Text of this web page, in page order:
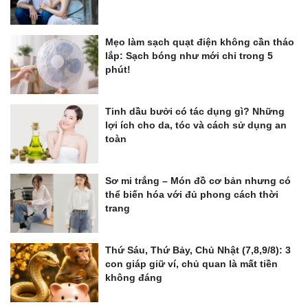
Mẹo làm sạch quạt điện không cần tháo
lắp: Sạch bóng như mới chỉ trong 5
phút!
Tinh dầu bưởi có tác dụng gì? Những
lợi ích cho da, tóc và cách sử dụng an
toàn
Sơ mi trắng – Món đồ cơ bản nhưng có
thể biến hóa với đủ phong cách thời
trang
Thứ Sáu, Thứ Bảy, Chủ Nhật (7,8,9/8): 3
con giáp giữ ví, chủ quan là mất tiền
không đáng